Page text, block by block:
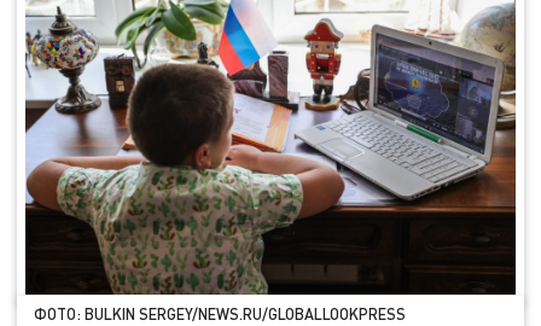
ФОТО: BULKIN SERGEY/NEWS.RU/GLOBALLOOKPRESS